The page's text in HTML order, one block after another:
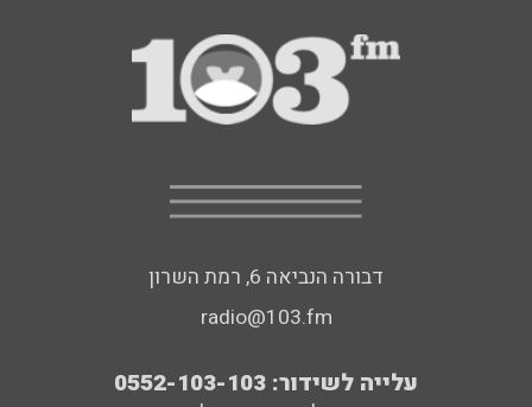
דבורה הנביאה 6, רמת השרון
radio@103.fm
עלייה לשידור: 0552-103-103